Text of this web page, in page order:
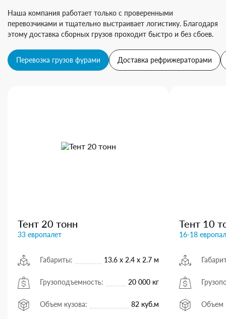
Наша компания работает только с проверенными
перевозчиками и тщательно выстраивает логистику. Благодаря
этому доставка сборных грузов проходит быстро и без сбоев.
Перевозка грузов фурами Доставка рефрижераторами
Тент 20 тонн
33 европалет
Габариты: 13.6 х 2.4 х 2.7 м
Грузоподъемность: 20 000 кг
Объем кузова: 82 куб.м
Тент 10
16-18
Объем